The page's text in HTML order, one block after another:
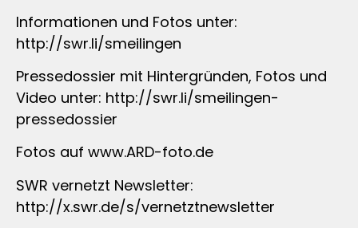
Informationen und Fotos unter:
http://swr.li/smeilingen
Pressedossier mit Hintergründen, Fotos und
Video unter: http://swr.li/smeilingen-
pressedossier
Fotos auf www.ARD-foto.de
SWR vernetzt Newsletter:
http://x.swr.de/s/vernetztnewsletter